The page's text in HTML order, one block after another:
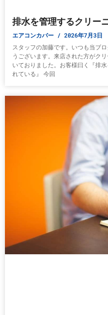
排水を管理するクリー
エアコンカバー 2026年7月3日
スタッフの加藤です。いつも当ブ
うございます。来店された方がク
いておりました。お客様曰く『排
れている』 今回